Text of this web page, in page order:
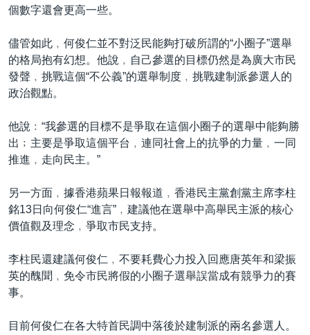
個數字還會更高一些。
儘管如此﹐何俊仁並不對泛民能夠打破所謂的“小圈子”選舉
的格局抱有幻想。他說﹐自己參選的目標仍然是為廣大市民
發聲﹐挑戰這個“不公義”的選舉制度﹐挑戰建制派參選人的
政治觀點。
他說﹕“我參選的目標不是爭取在這個小圈子的選舉中能夠勝
出﹔主要是爭取這個平台﹐連同社會上的抗爭的力量﹐一同
推進﹐走向民主。”
另一方面﹐據香港蘋果日報報道﹐香港民主黨創黨主席李柱
銘13日向何俊仁“進言”﹐建議他在選舉中高舉民主派的核心
價值觀及理念﹐爭取市民支持。
李柱民還建議何俊仁﹐不要耗費心力投入回應唐英年和梁振
英的醜聞﹐免令市民將假的小圈子選舉誤當成有競爭力的賽
事。
目前何俊仁在各大特首民調中落後於建制派的兩名參選人。